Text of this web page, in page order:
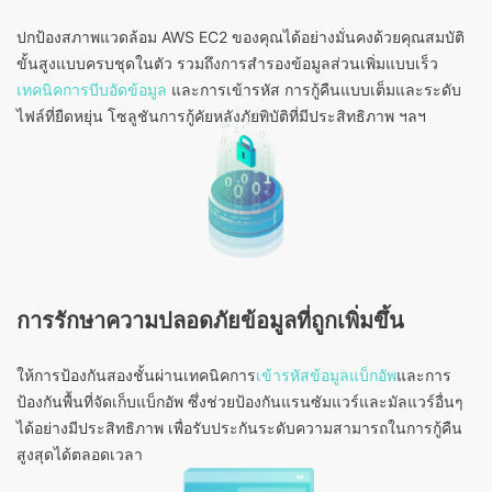
ปกป้องสภาพแวดล้อม AWS EC2 ของคุณได้อย่างมั่นคงด้วยคุณสมบัติ
ขั้นสูงแบบครบชุดในตัว รวมถึงการสำรองข้อมูลส่วนเพิ่มแบบเร็ว
เทคนิคการบีบอัดข้อมูล และการเข้ารหัส การกู้คืนแบบเต็มและระดับ
ไฟล์ที่ยืดหยุ่น โซลูชันการกู้คัยหลังภัยพิบัติที่มีประสิทธิภาพ ฯลฯ
การรักษาความปลอดภัยข้อมูลที่ถูกเพิ่มขึ้น
ให้การป้องกันสองชั้นผ่านเทคนิคการเข้ารหัสข้อมูลแบ็กอัพและการ
ป้องกันพื้นที่จัดเก็บแบ็กอัพ ซึ่งช่วยป้องกันแรนซัมแวร์และมัลแวร์อื่นๆ
ได้อย่างมีประสิทธิภาพ เพื่อรับประกันระดับความสามารถในการกู้คืน
สูงสุดได้ตลอดเวลา